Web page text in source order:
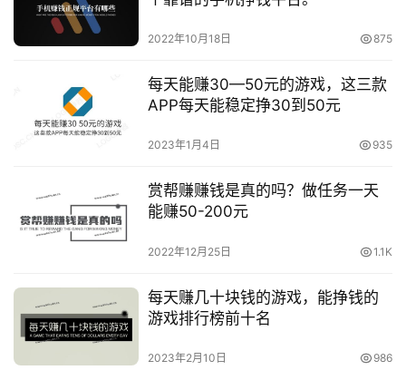
2022年10月18日 875
每天能赚30—50元的游戏，这三款
APP每天能稳定挣30到50元
2023年1月4日 935
赏帮赚赚钱是真的吗？做任务一天
能赚50-200元
2022年12月25日 1.1K
每天赚几十块钱的游戏，能挣钱的
游戏排行榜前十名
2023年2月10日 986